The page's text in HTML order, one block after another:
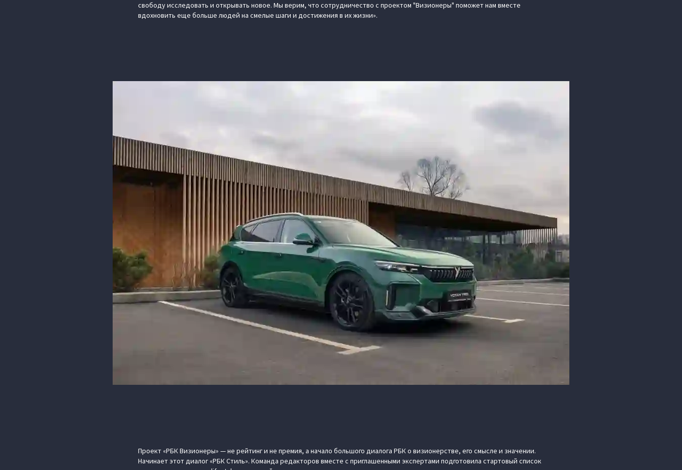
свободу исследовать и открывать новое. Мы верим, что сотрудничество с проектом "Визионеры" поможет нам вместе
вдохновить еще больше людей на смелые шаги и достижения в их жизни».
Проект «РБК Визионеры» — не рейтинг и не премия, а начало большого диалога РБК о визионерстве, его смысле и значении.
Начинает этот диалог «РБК Стиль». Команда редакторов вместе с приглашенными экспертами подготовила стартовый список